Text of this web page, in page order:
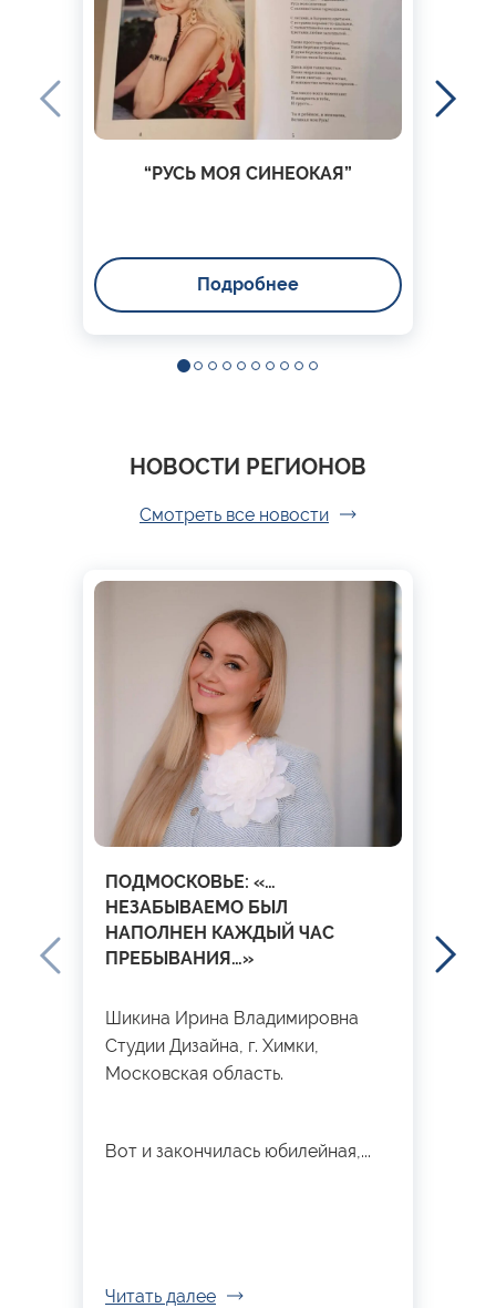
“РУСЬ МОЯ СИНЕОКАЯ”
Подробнее
НОВОСТИ РЕГИОНОВ
Смотреть все новости
ПОДМОСКОВЬЕ: «…
НЕЗАБЫВАЕМО БЫЛ
НАПОЛНЕН КАЖДЫЙ ЧАС
ПРЕБЫВАНИЯ…»
Шикина Ирина Владимировна
Студии Дизайна, г. Химки,
Московская область.
Вот и закончилась юбилейная,...
Читать далее